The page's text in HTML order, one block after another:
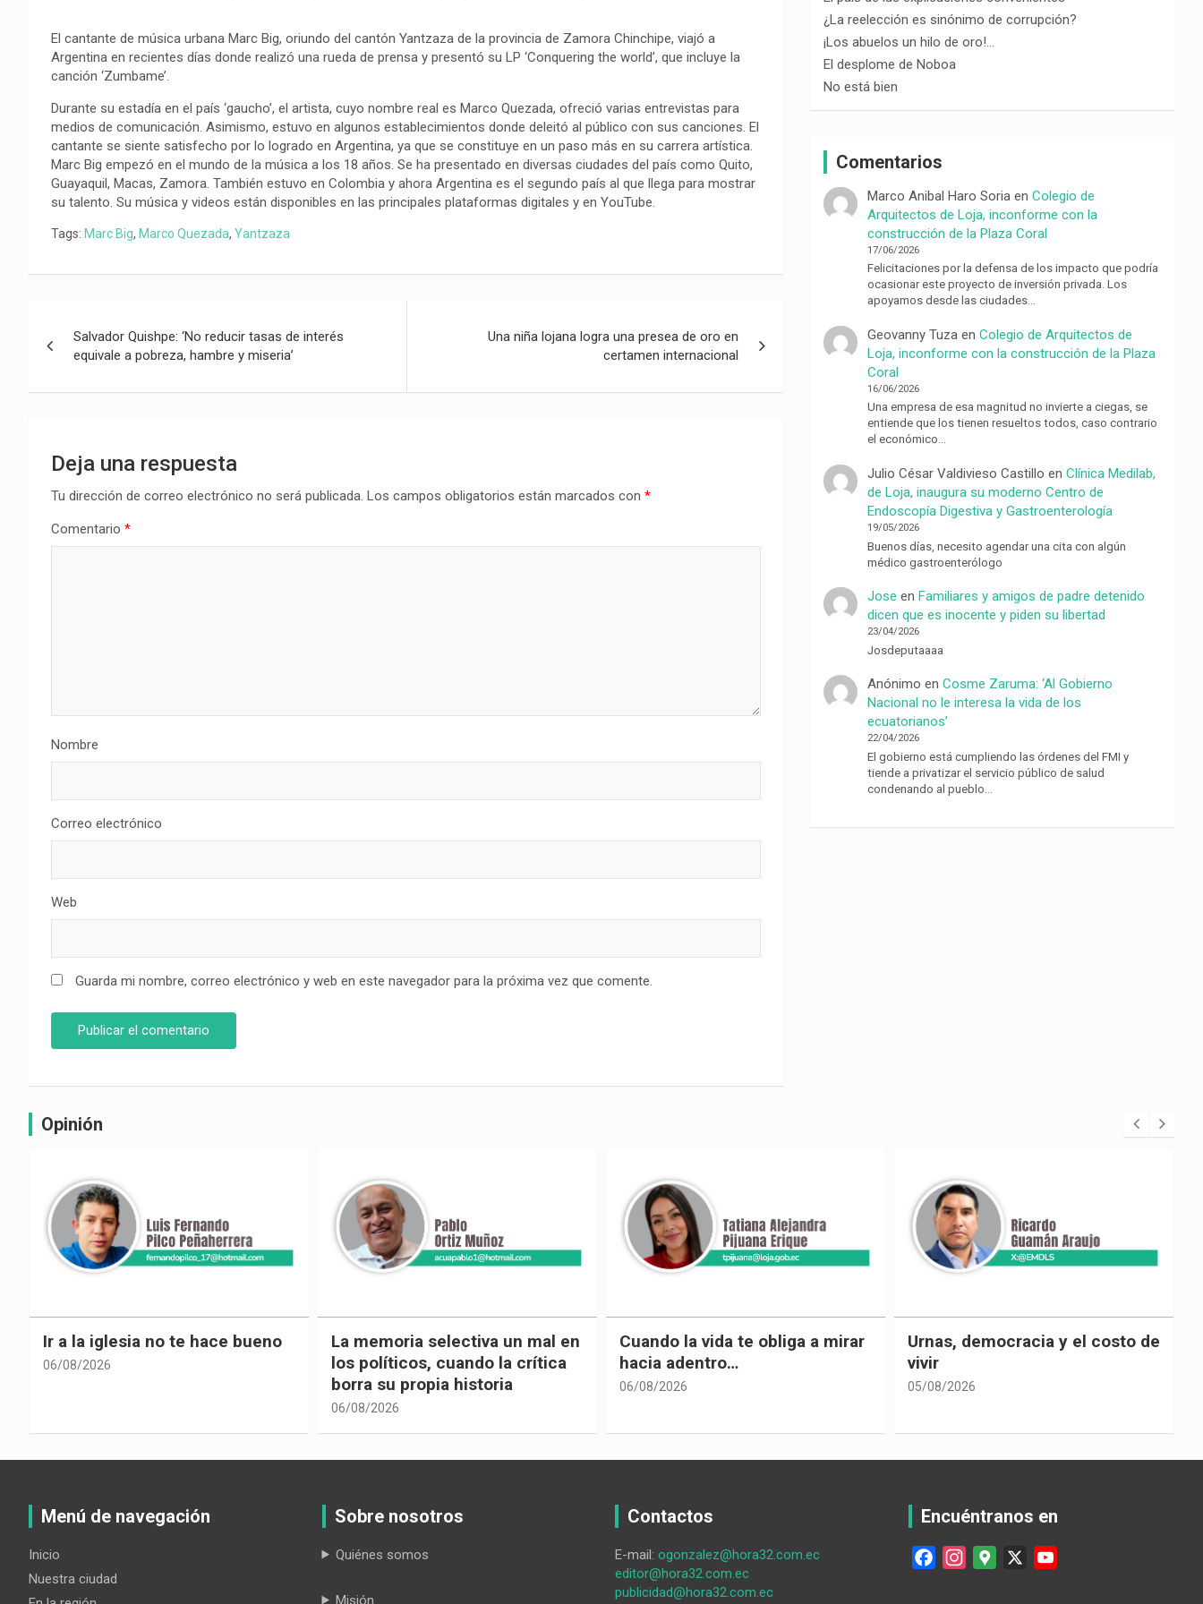
El cantante de música urbana Marc Big, oriundo del cantón Yantzaza de la provincia de Zamora Chinchipe, viajó a
Argentina en recientes días donde realizó una rueda de prensa y presentó su LP ‘Conquering the world’, que incluye la
canción ‘Zumbame’.
Durante su estadía en el país ‘gaucho’, el artista, cuyo nombre real es Marco Quezada, ofreció varias entrevistas para
medios de comunicación. Asimismo, estuvo en algunos establecimientos donde deleitó al público con sus canciones. El
cantante se siente satisfecho por lo logrado en Argentina, ya que se constituye en un paso más en su carrera artística.
Marc Big empezó en el mundo de la música a los 18 años. Se ha presentado en diversas ciudades del país como Quito,
Guayaquil, Macas, Zamora. También estuvo en Colombia y ahora Argentina es el segundo país al que llega para mostrar
su talento. Su música y videos están disponibles en las principales plataformas digitales y en YouTube.
Tags: Marc Big, Marco Quezada, Yantzaza
de
entradas
Salvador Quishpe: ‘No reducir tasas de interés
equivale a pobreza, hambre y miseria’
Una niña lojana logra una presea de oro en
certamen internacional
Deja una respuesta
Tu dirección de correo electrónico no será publicada. Los campos obligatorios están marcados con *
Comentario *
Nombre
Correo electrónico
Web
Guarda mi nombre, correo electrónico y web en este navegador para la próxima vez que comente.
¿La reelección es sinónimo de corrupción?
¡Los abuelos un hilo de oro!…
El desplome de Noboa
No está bien
Comentarios
Marco Anibal Haro Soria enColegio de
Arquitectos de Loja, inconforme con la
construcción de la Plaza Coral
17/06/2026
Felicitaciones por la defensa de los impacto que podría
ocasionar este proyecto de inversión privada. Los
apoyamos desde las ciudades…
Geovanny Tuza enColegio de Arquitectos de
Loja, inconforme con la construcción de la Plaza
Coral
16/06/2026
Una empresa de esa magnitud no invierte a ciegas, se
entiende que los tienen resueltos todos, caso contrario
el económico…
Julio César Valdivieso Castillo enClínica Medilab,
de Loja, inaugura su moderno Centro de
Endoscopía Digestiva y Gastroenterología
19/05/2026
Buenos días, necesito agendar una cita con algún
médico gastroenterólogo
Jose enFamiliares y amigos de padre detenido
dicen que es inocente y piden su libertad
23/04/2026
Josdeputaaaa
Anónimo enCosme Zaruma: ‘Al Gobierno
Nacional no le interesa la vida de los
ecuatorianos’
22/04/2026
El gobierno está cumpliendo las órdenes del FMI y
tiende a privatizar el servicio público de salud
condenando al pueblo…
Opinión
La memoria selectiva un mal en
los políticos, cuando la crítica
Cuando la vida te obliga a mirar
hacia adentro…
06/08/2026
Urnas, democracia y el costo de
vivir
05/08/2026
El país de las explicaciones
convenientes
05/08/2026
Menú de navegación
Inicio
Nuestra ciudad
Sobre nosotros
Quiénes somos
Misión
Contactos
E-mail: ogonzalez@hora32.com.ec
editor@hora32.com.ec
publicidad@hora32.com.ec
Encuéntranos en